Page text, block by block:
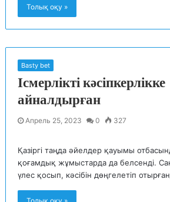
Толық оқу »
Basty bet
Ісмерлікті кәсіпкерлікке
айналдырған
Апрель 25, 2023 0 327
Қазіргі таңда әйелдер қауымы
қоғамдық жұмыстарда да белсенді.
үлес қосып, кәсібін дөңгелетіп